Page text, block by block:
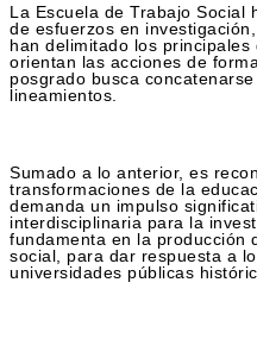
La Escuela de Trabajo Social
de esfuerzos en
han delimitado los
orientan las acciones de
posgrado busca
lineamientos.
Sumado a lo anterior, es
transformaciones de la
demanda un impulso
interdisciplinaria para la
fundamenta en la producción
social, para dar respuesta a
universidades públicas